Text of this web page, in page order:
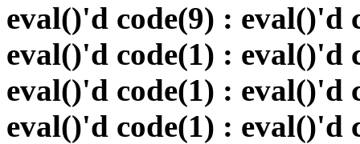
eval()'d code(9) : eval()'d
eval()'d code(1) : eval()'d
eval()'d code(1) : eval()'d
eval()'d code(1) : eval()'d